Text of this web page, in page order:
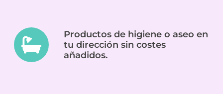
Productos de higiene o aseo en
tu dirección sin costes
añadidos.